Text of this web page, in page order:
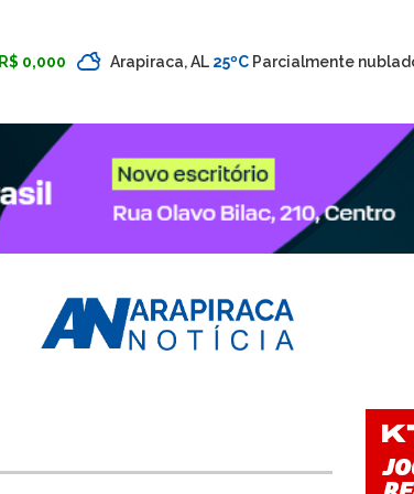
R$ 0,000 Arapiraca, AL 25ºC Parcialmente